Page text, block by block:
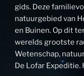
gids. Deze
natuurgebied van
en Buinen. Op dit
werelds grootste
Wetenschap,
De Lofar